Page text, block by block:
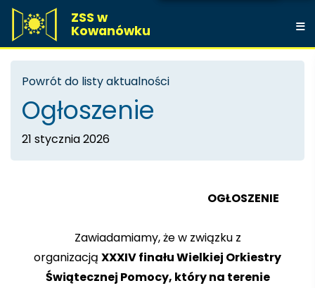
ZSS w
Kowanówku
Powrót do listy aktualności
Ogłoszenie
21 stycznia 2026
OGŁOSZENIE
Zawiadamiamy, że w związku z
organizacją XXXIV finału Wielkiej Orkiestry
Świątecznej Pomocy, który na terenie